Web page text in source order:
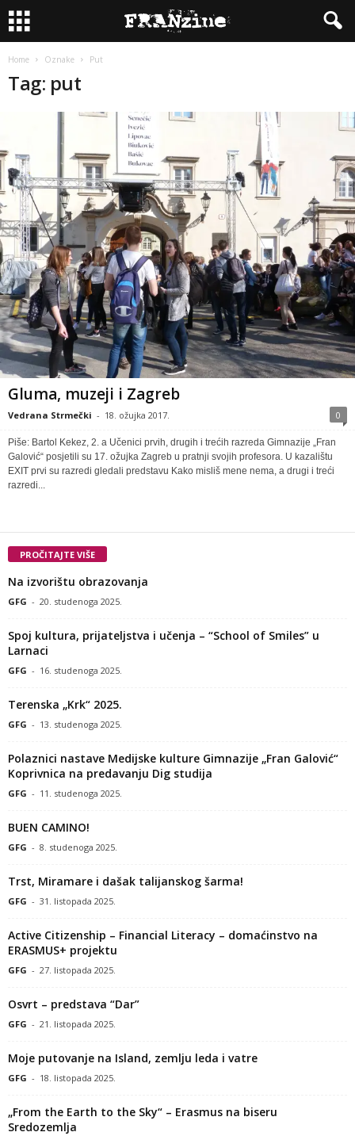
Home Oznake Put
Tag: put
Gluma, muzeji i Zagreb
Vedrana Strmečki - 18. ožujka 2017. 0
Piše: Bartol Kekez, 2. a Učenici prvih, drugih i trećih razreda Gimnazije „Fran
Galović“ posjetili su 17. ožujka Zagreb u pratnji svojih profesora. U kazalištu
EXIT prvi su razredi gledali predstavu Kako misliš mene nema, a drugi i treći
razredi...
PROČITAJTE VIŠE
Na izvorištu obrazovanja
GFG - 20. studenoga 2025.
Spoj kultura, prijateljstva i učenja – “School of Smiles” u
Larnaci
GFG - 16. studenoga 2025.
Terenska „Krk“ 2025.
GFG - 13. studenoga 2025.
Polaznici nastave Medijske kulture Gimnazije „Fran Galović“
Koprivnica na predavanju Dig studija
GFG - 11. studenoga 2025.
BUEN CAMINO!
GFG - 8. studenoga 2025.
Trst, Miramare i dašak talijanskog šarma!
GFG - 31. listopada 2025.
Active Citizenship – Financial Literacy – domaćinstvo na
ERASMUS+ projektu
GFG - 27. listopada 2025.
Osvrt – predstava “Dar”
GFG - 21. listopada 2025.
Moje putovanje na Island, zemlju leda i vatre
GFG - 18. listopada 2025.
„From the Earth to the Sky“ – Erasmus na biseru
Sredozemlja